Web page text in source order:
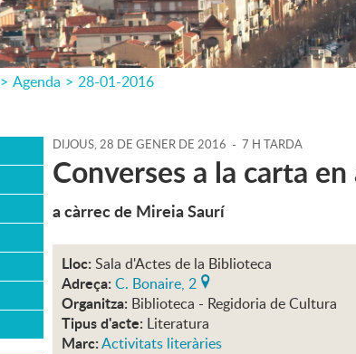
> Agenda > 28-01-2016
DIJOUS,28 DE GENER DE 2016 - 7 H TARDA
Converses a la carta
a càrrec de Mireia Saurí
Lloc: Sala d'Actes de la Biblioteca
Adreça: C. Bonaire, 2
Organitza: Biblioteca - Regidoria de Cultura
Tipus d'acte: Literatura
Marc:Activitats literàries